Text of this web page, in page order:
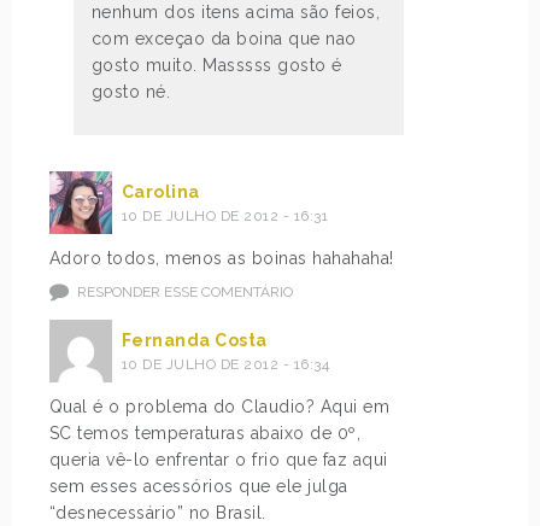
nenhum dos itens acima são feios,
com exceçao da boina que nao
gosto muito. Masssss gosto é
gosto né.
Carolina
10 DE JULHO DE 2012 - 16:31
Adoro todos, menos as boinas hahahaha!
RESPONDER ESSE COMENTÁRIO
Fernanda Costa
10 DE JULHO DE 2012 - 16:34
Qual é o problema do Claudio? Aqui em
SC temos temperaturas abaixo de 0º,
queria vê-lo enfrentar o frio que faz aqui
sem esses acessórios que ele julga
“desnecessário” no Brasil.